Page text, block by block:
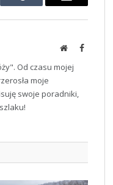
Tumblr Email
WebsiteFacebook
Od czasu mojej
moje
swoje poradniki,